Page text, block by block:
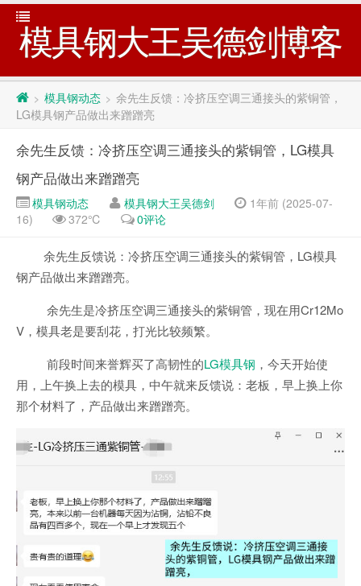
模具钢大王吴德剑博客
> 模具钢动态 > 余先生反馈：冷挤压空调三通接头的紫铜管，
LG模具钢产品做出来蹭蹭亮
余先生反馈：冷挤压空调三通接头的紫铜管，LG模具
钢产品做出来蹭蹭亮
模具钢动态 模具钢大王吴德剑
1年前 (2025-07-
16)
372℃ 0评论
余先生反馈说：冷挤压空调三通接头的紫铜管，LG模具
钢产品做出来蹭蹭亮。
余先生是冷挤压空调三通接头的紫铜管，现在用Cr12Mo
V，模具老是要刮花，打光比较频繁。
前段时间来誉辉买了高韧性的LG模具钢 ，今天开始使
用，上午换上去的模具，中午就来反馈说：老板，早上换上你
那个材料了，产品做出来蹭蹭亮。